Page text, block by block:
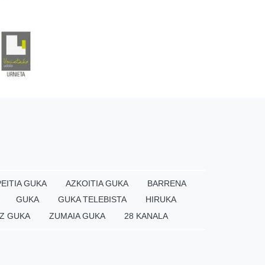
GUKA AZKOITIA GUKA
BARRENA
GUKA GUKA TELEBISTA
HIRUKA
GUKA ZUMAIA GUKA 28 KANALA